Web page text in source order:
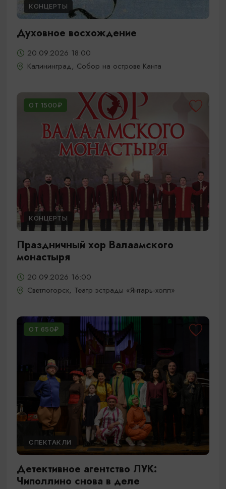
КОНЦЕРТЫ
Духовное восхождение
20.09.2026 18:00
Калининград, Собор на острове Канта
ОТ 1500₽
КОНЦЕРТЫ
Праздничный хор Валаамского
монастыря
20.09.2026 16:00
Светлогорск, Театр эстрады «Янтарь-холл»
ОТ 650₽
СПЕКТАКЛИ
Детективное агентство ЛУК:
Чиполлино снова в деле